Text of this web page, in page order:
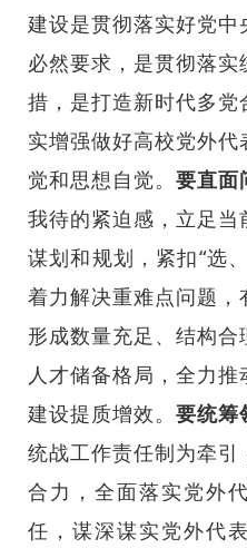
建设是贯彻落实好党
必然要求，是贯彻落
措，是打造新时代多党
实增强做好高校党外代
觉和思想自觉。 要直面
我待的紧迫感，立足
谋划和规划，紧扣“选
着力解决重难点问题
形成数量充足、结构
人才储备格局，全力
建设提质增效。 要统筹
统战工作责任制为牵
合力，全面落实党外
任，谋深谋实党外代